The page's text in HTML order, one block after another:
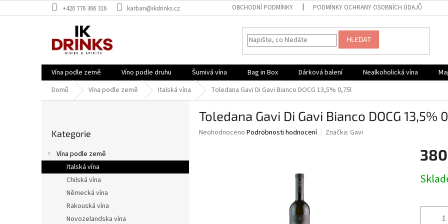
na
+420 776 366 316 karban@ikdrinks.cz OBCHODNÍ PODMÍNKY PODMÍNKY OCHRANY OSOBNÍCH ÚDAJŮ
HLEDAT
Vína podle země Víno podle druhu Šumivá vína Bag in Box Dárková balení Nealkoholická vína
Domů
Vína podle země Italská vína Toledana Gavi Di Gavi Bianco DOCG 13,5% 0,75l
a
n
kategorie
Kategorie
Vína podle země
Italská vína
Chilská vína
Německá vína
Rakouská vína
Novozelandska vína
Toledana Gavi Di Gavi Bianco DOCG 13,5%
Průměrné
Neohodnoceno Podrobnosti hodnocení Značka: Gavi
cena: